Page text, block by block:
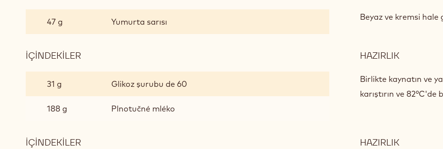
ÇIKOLATADAN
47 g Yumurta sarısı Beyaz ve kremsi hale
İÇINDEKILER
ÇIKOLATADAN
31 g Glikoz şurubu de 60
188 g Plnotučné mléko
HAZIRLIK:
BAVAROIS
Birlikte kaynatın ve
karıştırın ve
İÇINDEKILER HAZIRLIK: